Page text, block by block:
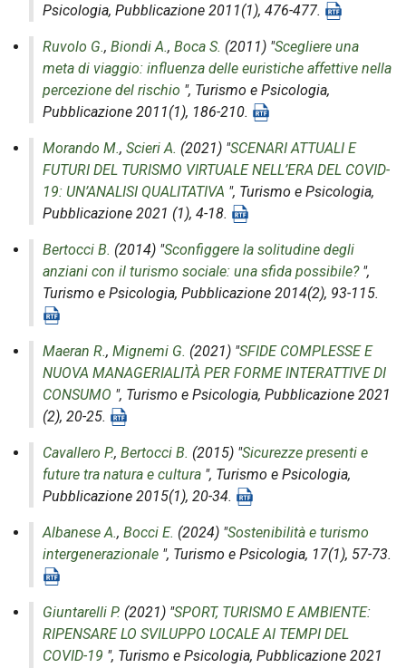
Psicologia, Pubblicazione 2011(1), 476-477.
Ruvolo G., Biondi A., Boca S. (2011) "Scegliere una
meta di viaggio: influenza delle euristiche affettive nella
percezione del rischio ", Turismo e Psicologia,
Pubblicazione 2011(1), 186-210.
Morando M., Scieri A. (2021) "SCENARI ATTUALI E
FUTURI DEL TURISMO VIRTUALE NELL’ERA DEL COVID-
19: UN’ANALISI QUALITATIVA ", Turismo e Psicologia,
Pubblicazione 2021 (1), 4-18.
Bertocci B. (2014) "Sconfiggere la solitudine degli
anziani con il turismo sociale: una sfida possibile?",
Turismo e Psicologia, Pubblicazione 2014(2), 93-115.
Maeran R., Mignemi G. (2021) "SFIDE COMPLESSE E
NUOVA MANAGERIALITÀ PER FORME INTERATTIVE DI
CONSUMO ", Turismo e Psicologia, Pubblicazione 2021
(2), 20-25.
Cavallero P., Bertocci B. (2015) "Sicurezze presenti e
future tra natura e cultura ", Turismo e Psicologia,
Pubblicazione 2015(1), 20-34.
Albanese A., Bocci E. (2024) "Sostenibilità e turismo
intergenerazionale ", Turismo e Psicologia, 17(1), 57-73.
Giuntarelli P. (2021) "SPORT, TURISMO E AMBIENTE:
RIPENSARE LO SVILUPPO LOCALE AI TEMPI DEL
COVID-19 ", Turismo e Psicologia, Pubblicazione 2021